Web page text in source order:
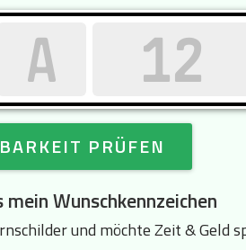
PRÜFEN
Wunschkennzeichen
und möchte Zeit & Geld